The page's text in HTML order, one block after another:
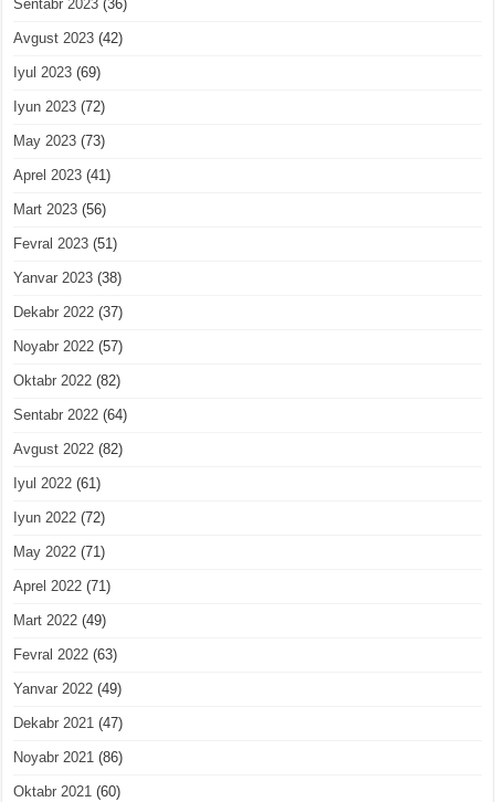
Sentabr 2023 (36)
Avgust 2023 (42)
Iyul 2023 (69)
Iyun 2023 (72)
May 2023 (73)
Aprel 2023 (41)
Mart 2023 (56)
Fevral 2023 (51)
Yanvar 2023 (38)
Dekabr 2022 (37)
Noyabr 2022 (57)
Oktabr 2022 (82)
Sentabr 2022 (64)
Avgust 2022 (82)
Iyul 2022 (61)
Iyun 2022 (72)
May 2022 (71)
Aprel 2022 (71)
Mart 2022 (49)
Fevral 2022 (63)
Yanvar 2022 (49)
Dekabr 2021 (47)
Noyabr 2021 (86)
Oktabr 2021 (60)